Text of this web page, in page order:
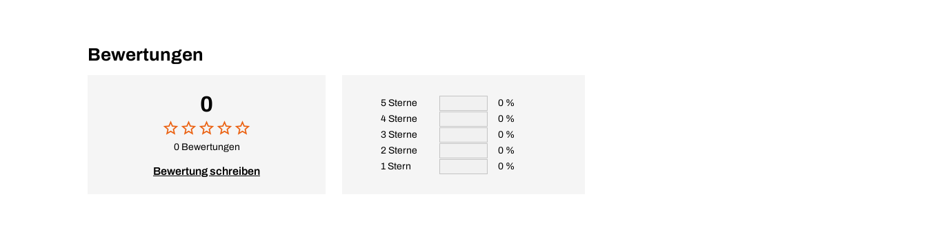
Bewertungen
0
0 Bewertungen
Bewertung schreiben
5 Sterne
0 %
4 Sterne
0 %
3 Sterne
0 %
2 Sterne
0 %
1 Stern
0 %